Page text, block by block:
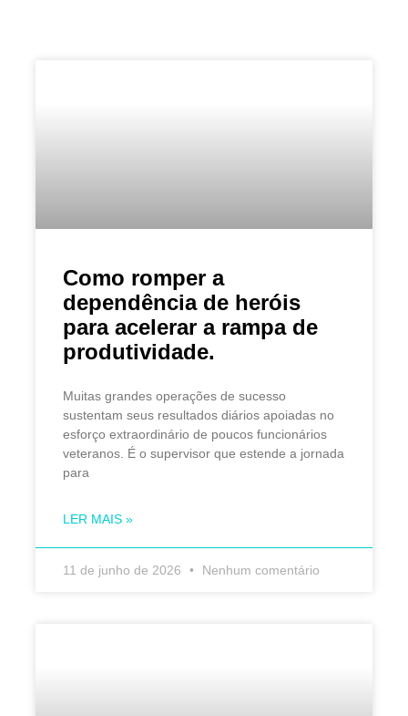
Como romper a
dependência de heróis
para acelerar a rampa de
produtividade.
Muitas grandes operações de sucesso
sustentam seus resultados diários apoiadas no
esforço extraordinário de poucos funcionários
veteranos. É o supervisor que estende a jornada
para
LER MAIS »
11 de junho de 2026 Nenhum comentário